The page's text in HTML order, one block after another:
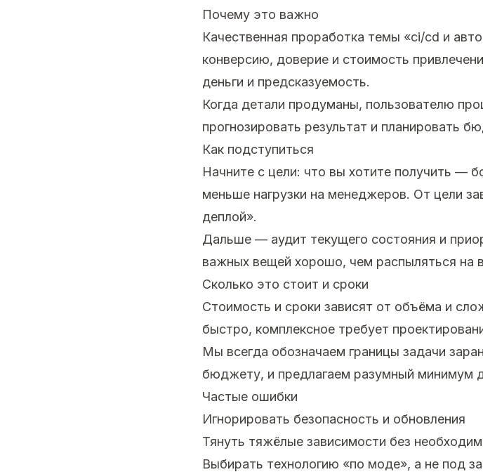
Почему это важно
Качественная проработка темы «ci/cd и
конверсию, доверие и стоимость
деньги и предсказуемость.
Когда детали продуманы, пользователю
прогнозировать результат и планировать
Как подступиться
Начните с цели: что вы хотите получить —
меньше нагрузки на менеджеров. От цели
деплой».
Дальше — аудит текущего состояния и
важных вещей хорошо, чем распыляться на
Сколько это стоит и сроки
Стоимость и сроки зависят от объёма и
быстро, комплексное требует
Мы всегда обозначаем границы задачи
бюджету, и предлагаем разумный минимум
Частые ошибки
Игнорировать безопасность и обновления
Тянуть тяжёлые зависимости без
Выбирать технологию «по моде», а не под